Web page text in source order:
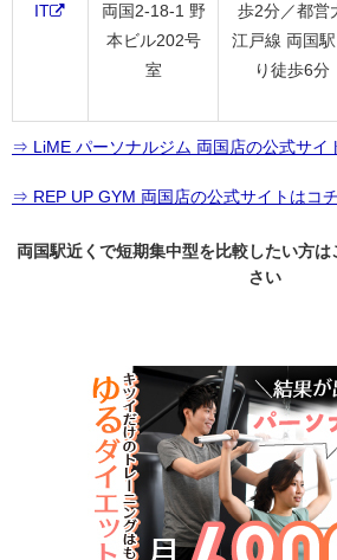
IT
両国2-18-1 野
本ビル202号
室
歩2分／都営
江戸線 両国駅
り徒歩6分
⇒ LiME パーソナルジム 両国店の公式サイ
⇒ REP UP GYM 両国店の公式サイトはコ
両国駅近くで短期集中型を比較したい方
さい